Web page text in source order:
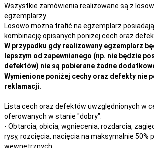
Wszystkie zamówienia realizowane są z
egzemplarzy.
Losowo można trafić na egzemplarz
kombinację opisanych poniżej cech oraz
W przypadku gdy realizowany egzemplarz
lepszym od zapewnianego (np. nie będzie
defektów) nie są pobierane żadne
Wymienione poniżej cechy oraz defekty nie
reklamacji.
Lista cech oraz defektów uwzględnionych w
oferowanych w stanie "dobry":
- Obtarcia, obicia, wgniecenia, rozdarcia,
rysy, rozcięcia, nacięcia na maksymalnie 50%
wewnętrznych.